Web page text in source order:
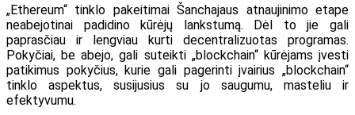
„Ethereum“ tinklo pakeitimai Šanchajaus atnaujinimo etape
neabejotinai padidino kūrėjų lankstumą. Dėl to jie gali
paprasčiau ir lengviau kurti decentralizuotas programas.
Pokyčiai, be abejo, gali suteikti „blockchain“ kūrėjams įvesti
patikimus pokyčius, kurie gali pagerinti įvairius „blockchain“
tinklo aspektus, susijusius su jo saugumu, masteliu ir
efektyvumu.